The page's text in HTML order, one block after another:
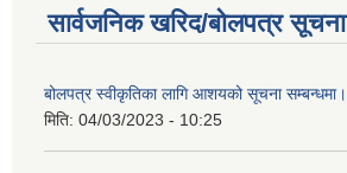
सार्वजनिक खरिद/बोलपत्र सूचना
बोलपत्र स्वीकृतिका लागि आशयको सूचना सम्बन्धमा।
मिति: 04/03/2023 - 10:25